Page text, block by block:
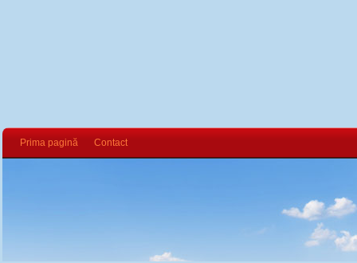
Prima pagină Contact